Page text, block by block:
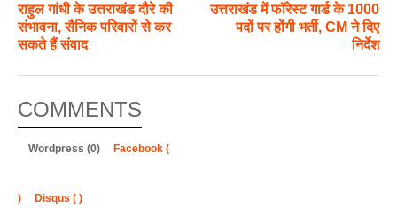
राहुल गांधी के उत्तराखंड दौरे की
संभावना, सैनिक परिवारों से कर
सकते हैं संवाद
उत्तराखंड में फॉरेस्ट गार्ड के 1000
पदों पर होंगी भर्ती, CM ने दिए
निर्देश
COMMENTS
Wordpress (0) Facebook (
) Disqus ( )